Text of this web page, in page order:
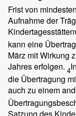
Frist von
Aufnahme der
kann eine
März mit Wirkung
Jahres erfolgen. 4
die Übertragung
auch zu einem